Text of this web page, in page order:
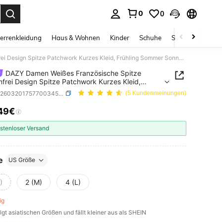
0 0
Haus & Wohnen Kinder Schuhe Schmuck &
DAZY Damen Weißes Französische Spitze Rückenfrei Design Spitze Patchwork Kurzes Kleid, Frühling Sommer Sonnenkleider Golf Sexy Schule
DAZY Damen Weißes Französische Spitze
Design Spitze Patchwork Kurzes Kleid,
Sommer Sonnenkleider Golf Sexy Schule
SKU: sz260320175770034589114 (5 Kundenmeinungen)
AND AVAILABILITY
Versand
US Größe
2 (M) 4 (L)
asiatischen Größen und fällt kleiner aus als SHEIN